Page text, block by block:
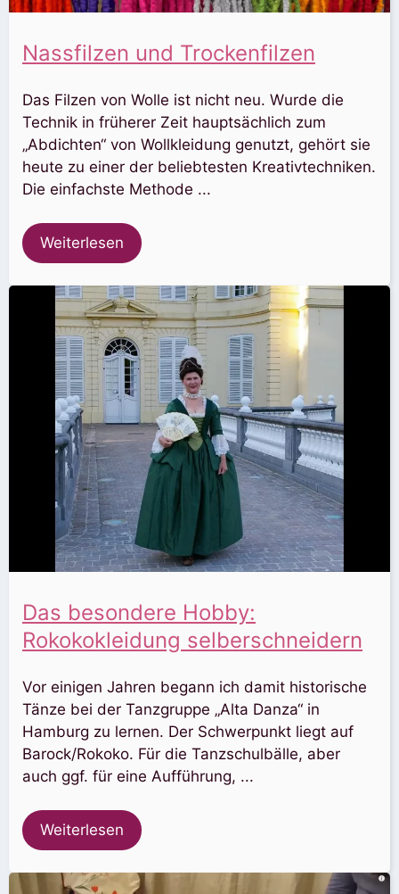
Nassfilzen und Trockenfilzen
Das Filzen von Wolle ist nicht neu. Wurde die
Technik in früherer Zeit hauptsächlich zum
„Abdichten“ von Wollkleidung genutzt, gehört sie
heute zu einer der beliebtesten Kreativtechniken.
Die einfachste Methode ...
Weiterlesen
Das besondere Hobby:
Rokokokleidung selberschneidern
Vor einigen Jahren begann ich damit historische
Tänze bei der Tanzgruppe „Alta Danza“ in
Hamburg zu lernen. Der Schwerpunkt liegt auf
Barock/Rokoko. Für die Tanzschulbälle, aber
auch ggf. für eine Aufführung, ...
Weiterlesen